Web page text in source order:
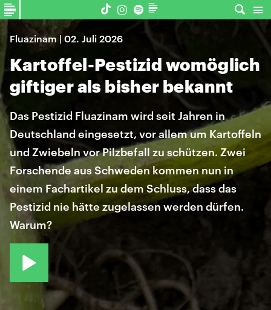
Fluazinam | 02. Juli 2026
Kartoffel-Pestizid womöglich
giftiger als bisher bekannt
Das Pestizid Fluazinam wird seit Jahren in
Deutschland eingesetzt, vor allem um Kartoffeln
und Zwiebeln vor Pilzbefall zu schützen. Zwei
Forschende aus Schweden kommen nun in
einem Fachartikel zu dem Schluss, dass das
Pestizid nie hätte zugelassen werden dürfen.
Warum?